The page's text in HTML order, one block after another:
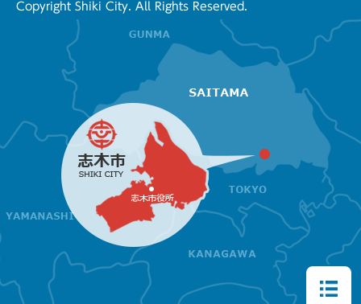
Copyright Shiki City. All Rights Reserved.